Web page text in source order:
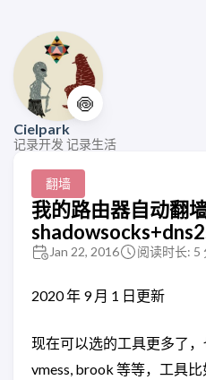
🍥
Cielpark
记录开发 记录生活
翻墙
我的路由器自动翻
Jan 22, 2016 阅读时长: 5
2020 年 9 月 1 日更新
现在可以选的工具更多了
vmess, brook 等等，工具比